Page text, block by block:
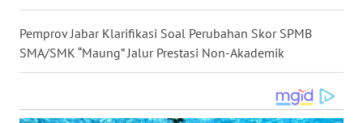
Pemprov Jabar Klarifikasi Soal Perubahan Skor SPMB
SMA/SMK “Maung” Jalur Prestasi Non-Akademik
KALTARA
WN